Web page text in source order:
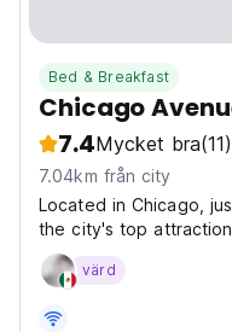
Bed & Breakfast
Chicago
7.4Mycket bra(11)
7.04km från city
Located in Chicago,
the city's top
comfortable
throughout the
km...
värd